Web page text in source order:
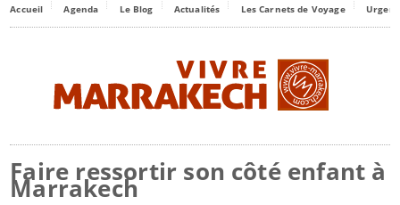
Accueil Agenda Le Blog Actualités Les Carnets de Voyage
Faire ressortir son côté enfant à
Marrakech